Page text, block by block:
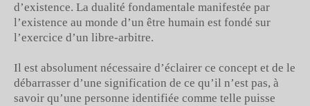
d’existence. La dualité fondamentale manifestée par
l’existence au monde d’un être humain est fondé sur
l’exercice d’un libre-arbitre.
Il est absolument nécessaire d’éclairer ce concept et de le
débarrasser d’une signification de ce qu’il n’est pas, à
savoir qu’une personne identifiée comme telle puisse